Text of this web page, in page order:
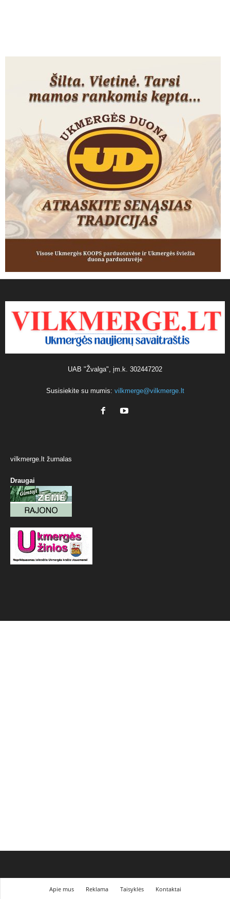
UAB "Žvalga", įm.k. 302447202
Susisiekite su mumis: vilkmerge@vilkmerge.lt
vilkmerge.lt žurnalas
Draugai
Apie mus Reklama Taisyklės Kontaktai